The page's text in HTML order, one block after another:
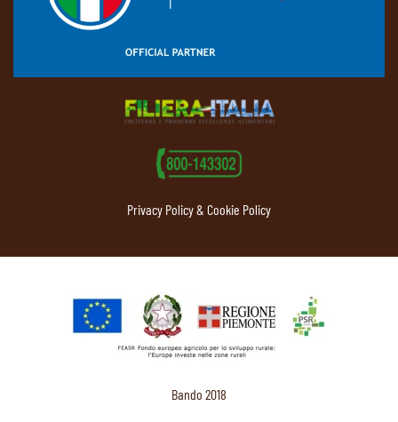
Privacy Policy & Cookie Policy
Bando 2018